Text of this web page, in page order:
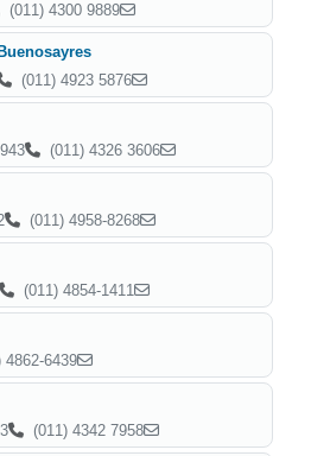
(011) 4300 9889
(011) 4923 5876
(011) 4326 3606
(011) 4958-8268
(011) 4854-1411
4862-6439
(011) 4342 7958